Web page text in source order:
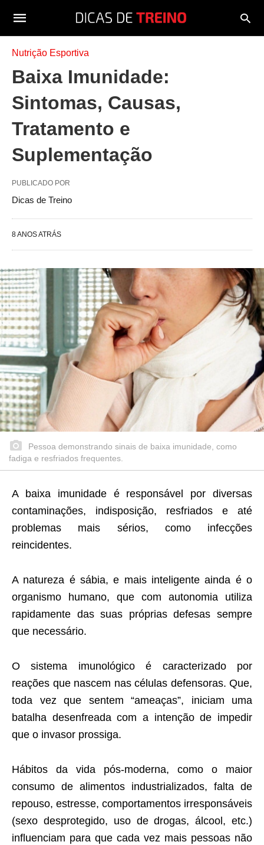
Nutrição Esportiva
Baixa Imunidade:
Sintomas, Causas,
Tratamento e
Suplementação
PUBLICADO POR
Dicas de Treino
8 ANOS ATRÁS
Pessoa demonstrando sinais de baixa imunidade, como
fadiga e resfriados frequentes.
A baixa imunidade é responsável por diversas
contaminações, indisposição, resfriados e até
problemas mais sérios, como infecções
reincidentes.
A natureza é sábia, e mais inteligente ainda é o
organismo humano, que com autonomia utiliza
rapidamente das suas próprias defesas sempre
que necessário.
O sistema imunológico é caracterizado por
reações que nascem nas células defensoras. Que,
toda vez que sentem “ameaças”, iniciam uma
batalha desenfreada com a intenção de impedir
que o invasor prossiga.
Hábitos da vida pós-moderna, como o maior
consumo de alimentos industrializados, falta de
repouso, estresse, comportamentos irresponsáveis
(sexo desprotegido, uso de drogas, álcool, etc.)
influenciam para que cada vez mais pessoas não